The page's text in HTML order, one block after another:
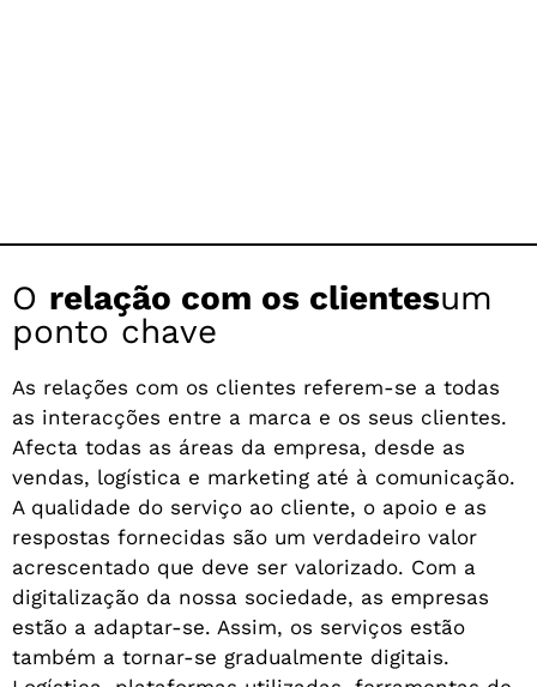
O relação com os clientesum
ponto chave
As relações com os clientes referem-se a todas
as interacções entre a marca e os seus clientes.
Afecta todas as áreas da empresa, desde as
vendas, logística e marketing até à comunicação.
A qualidade do serviço ao cliente, o apoio e as
respostas fornecidas são um verdadeiro valor
acrescentado que deve ser valorizado. Com a
digitalização da nossa sociedade, as empresas
estão a adaptar-se. Assim, os serviços estão
também a tornar-se gradualmente digitais.